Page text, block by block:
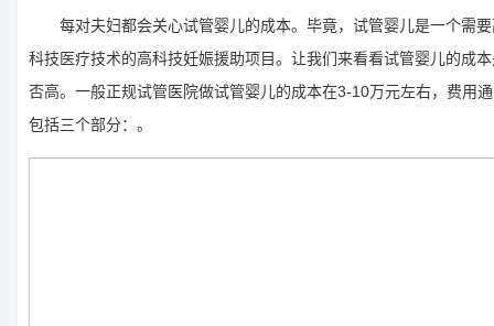
每对夫妇都会关心试管婴儿的成本。毕竟，试管婴儿是一个需要
科技医疗技术的高科技妊娠援助项目。让我们来看看试管婴儿的成
否高。一般正规试管医院做试管婴儿的成本在3-10万元左右，费用
包括三个部分：。